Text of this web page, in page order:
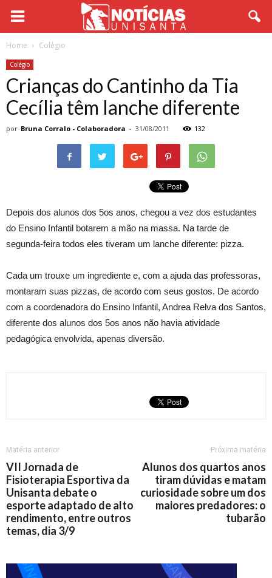
Home Colégio
Colégio
Crianças do Cantinho da Tia
Cecília têm lanche diferente
por Bruna Corralo - Colaboradora - 31/08/2011 132
Depois dos alunos dos 5os anos, chegou a vez dos estudantes
do Ensino Infantil botarem a mão na massa. Na tarde de
segunda-feira todos eles tiveram um lanche diferente: pizza.
Cada um trouxe um ingrediente e, com a ajuda das professoras,
montaram suas pizzas, de acordo com seus gostos. De acordo
com a coordenadora do Ensino Infantil, Andrea Relva dos Santos,
diferente dos alunos dos 5os anos não havia atividade
pedagógica envolvida, apenas diversão.
Matéria anterior
VII Jornada de
Fisioterapia Esportiva da
Unisanta debate o
esporte adaptado de alto
rendimento, entre outros
temas, dia 3/9
Próxima matéria
Alunos dos quartos anos
tiram dúvidas e matam
curiosidade sobre um dos
maiores predadores: o
tubarão